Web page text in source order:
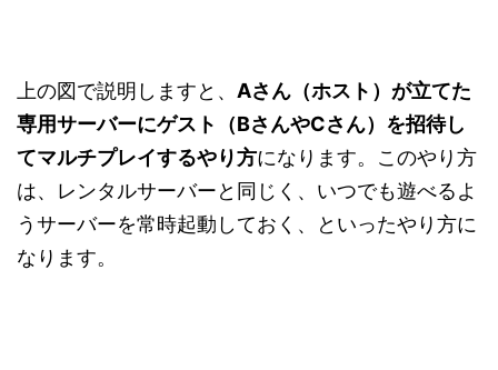
上の図で説明しますと、 Aさん（ホスト）が立てた
専用サーバーにゲスト（BさんやCさん）を招待し
てマルチプレイするやり方になります。このやり方
は、レンタルサーバーと同じく、いつでも遊べるよ
うサーバーを常時起動しておく、といったやり方に
なります。